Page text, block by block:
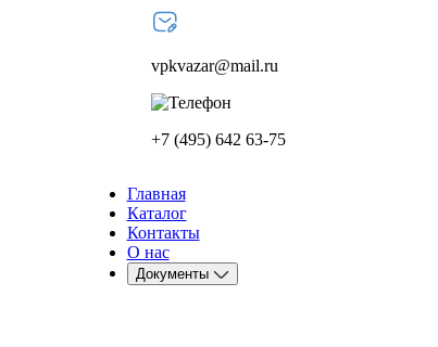
vpkvazar@mail.ru
+7 (495) 642 63-75
Главная
Каталог
Контакты
О нас
Документы